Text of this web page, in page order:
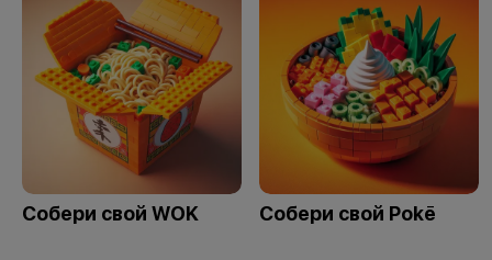
Собери свой WOK Собери свой Pokē